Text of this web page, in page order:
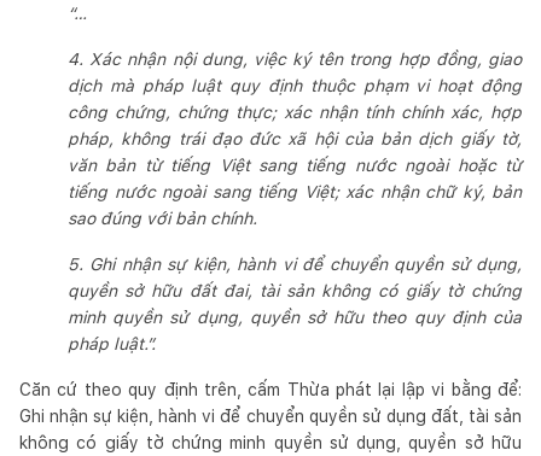
“…
4. Xác nhận nội dung, việc ký tên trong hợp đồng, giao
dịch mà pháp luật quy định thuộc phạm vi hoạt động
công chứng, chứng thực; xác nhận tính chính xác, hợp
pháp, không trái đạo đức xã hội của bản dịch giấy tờ,
văn bản từ tiếng Việt sang tiếng nước ngoài hoặc từ
tiếng nước ngoài sang tiếng Việt; xác nhận chữ ký, bản
sao đúng với bản chính.
5. Ghi nhận sự kiện, hành vi để chuyển quyền sử dụng,
quyền sở hữu đất đai, tài sản không có giấy tờ chứng
minh quyền sử dụng, quyền sở hữu theo quy định của
pháp luật.”.
Căn cứ theo quy định trên, cấm Thừa phát lại lập vi bằng để:
Ghi nhận sự kiện, hành vi để chuyển quyền sử dụng đất, tài sản
không có giấy tờ chứng minh quyền sử dụng, quyền sở hữu